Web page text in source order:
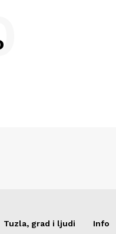
Tuzla, grad i ljudi Info